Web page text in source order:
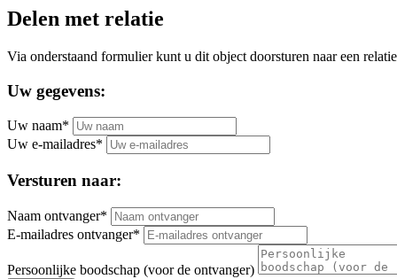
Delen met relatie
Via onderstaand formulier kunt u dit object doorsturen naar een
Uw gegevens:
Uw naam*
Uw e-mailadres*
Versturen naar:
Naam ontvanger*
E-mailadres ontvanger*
Persoonlijke boodschap (voor de ontvanger)